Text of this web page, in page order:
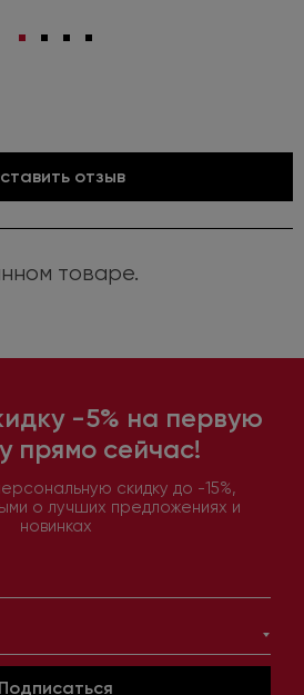
отзыв
товаре.
-5% на первую
прямо сейчас!
скидку до -15%,
о лучших предложениях и
новинках
Подписаться